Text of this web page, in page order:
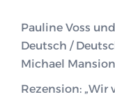
Pauline Voss
Deutsch /
Michael Mansion
Rezension: „Wir